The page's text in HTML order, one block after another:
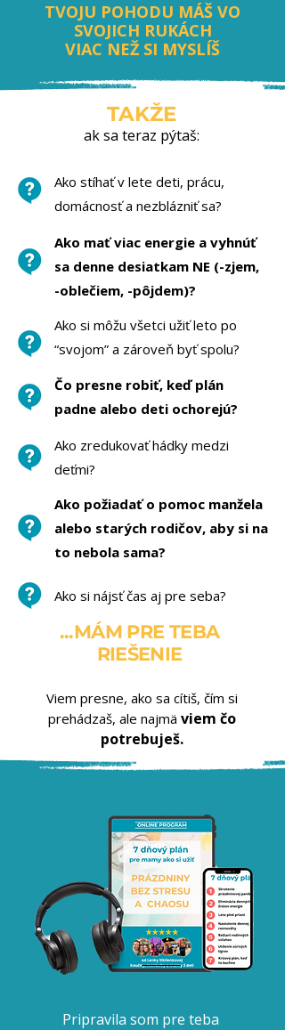
TVOJU POHODU MÁŠ VO
SVOJICH RUKÁCH
VIAC NEŽ SI MYSLÍŠ
TAKŽE
ak sa teraz pýtaš:
...MÁM PRE TEBA
RIEŠENIE
Viem presne, ako sa cítiš, čím si
prehádzaš, ale najmä viem čo
potrebuješ.
Ako stíhať v lete deti, prácu,
domácnosť a nezblázniť sa?
Ako mať viac energie a vyhnúť
sa denne desiatkam NE (-zjem,
-oblečiem, -pôjdem)?
Ako si môžu všetci užiť leto po
“svojom” a zároveň byť spolu?
Čo presne robiť, keď plán
padne alebo deti ochorejú?
Ako zredukovať hádky medzi
deťmi?
Ako požiadať o pomoc manžela
alebo starých rodičov, aby si na
to nebola sama?
Ako si nájsť čas aj pre seba?​
Pripravila som pre teba